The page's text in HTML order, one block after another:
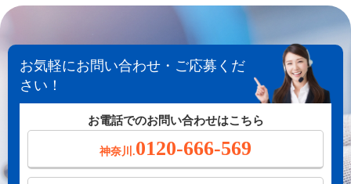
お気軽にお問い合わせ・ご応募くだ
さい！
お電話でのお問い合わせはこちら
神奈川.0120-666-569